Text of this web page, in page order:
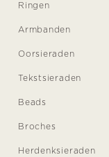
Ringen
Armbanden
Oorsieraden
Tekstsieraden
Beads
Broches
Herdenksieraden